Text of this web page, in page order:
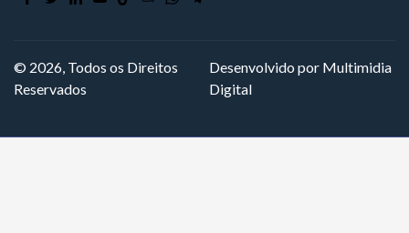
© 2026, Todos os Direitos
Reservados
Desenvolvido por Multimidia
Digital